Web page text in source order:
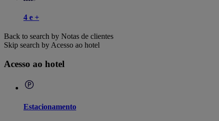
4 e +
Back to search by Notas de clientes
Skip search by Acesso ao hotel
Acesso ao hotel
Estacionamento